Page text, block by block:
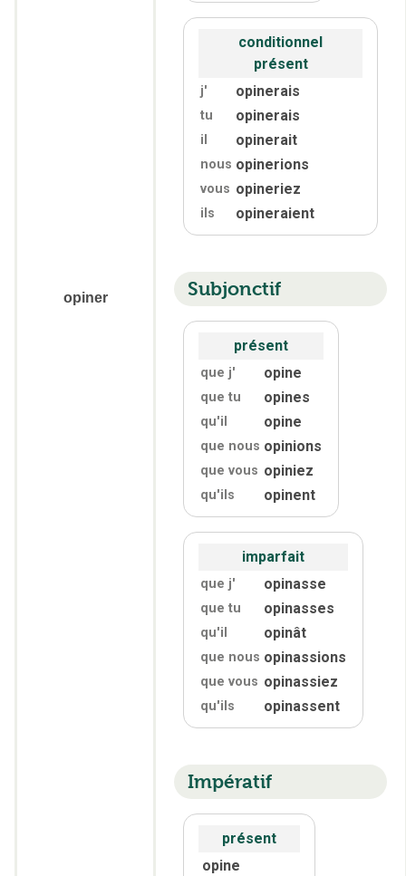
opiner
conditionnel
présent
j' opinerais
tu opinerais
il opinerait
nous opinerions
vous opineriez
ils opineraient
Subjonctif
présent
que j' opine
que tu opines
qu'il opine
que nous opinions
que vous opiniez
qu'ils opinent
imparfait
que j' opinasse
que tu opinasses
qu'il opinât
que nous opinassions
que vous opinassiez
qu'ils opinassent
Impératif
présent
opine